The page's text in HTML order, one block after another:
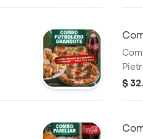
$